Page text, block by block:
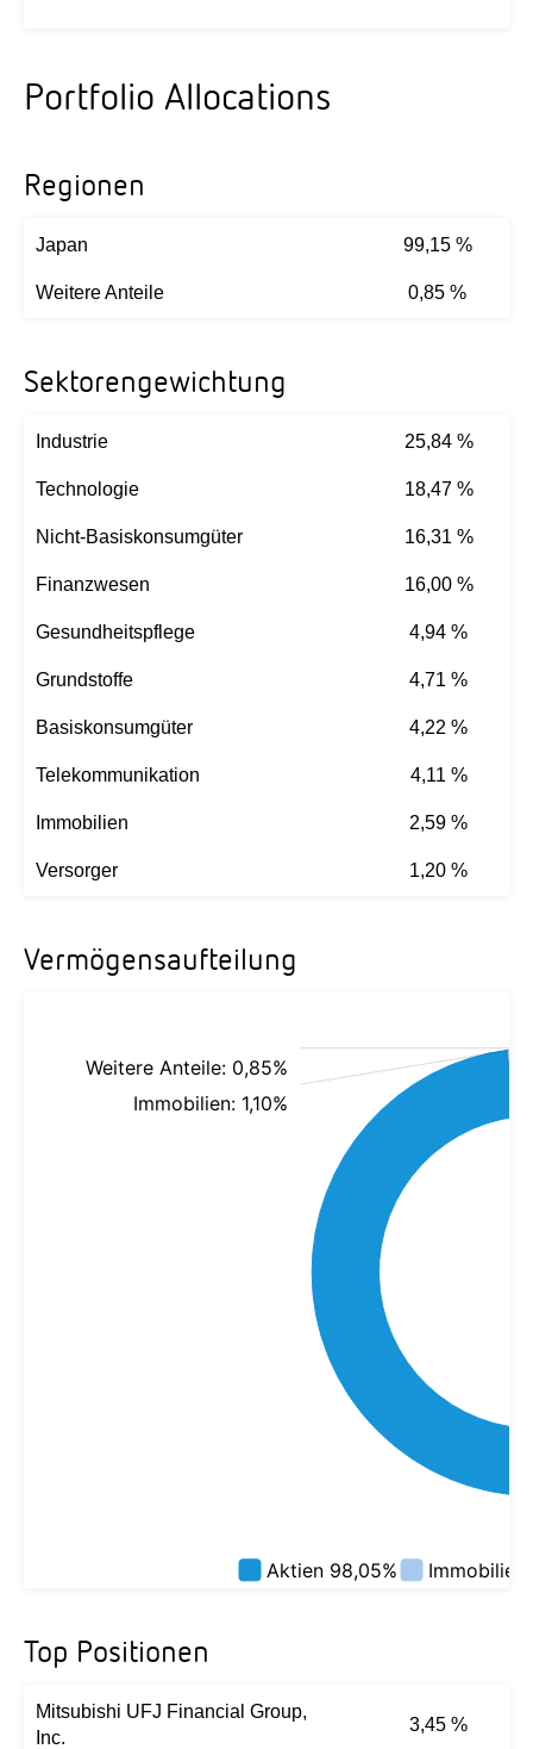
Portfolio Allocations
Regionen
Japan 99,15 %
Weitere Anteile 0,85 %
Sektorengewichtung
Industrie 25,84 %
Technologie 18,47 %
Nicht-Basiskonsumgüter 16,31 %
Finanzwesen 16,00 %
Gesundheitspflege 4,94 %
Grundstoffe 4,71 %
Basiskonsumgüter 4,22 %
Telekommunikation 4,11 %
Immobilien 2,59 %
Versorger 1,20 %
Vermögensaufteilung
Top Positionen
Mitsubishi UFJ Financial Group,
Inc.
3,45 %